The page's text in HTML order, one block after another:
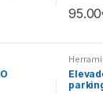
95.00